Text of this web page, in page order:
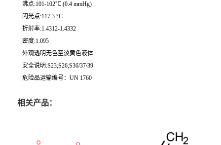
沸点:101-102℃ (0.4 mmHg)
闪光点:117.3 °C
折射率:1.4312-1.4332
密度:1.095
外观透明无色至淡黄色液体
安全说明:S23;S26;S36/37/39
危险品运输编号：UN 1760
相关产品：